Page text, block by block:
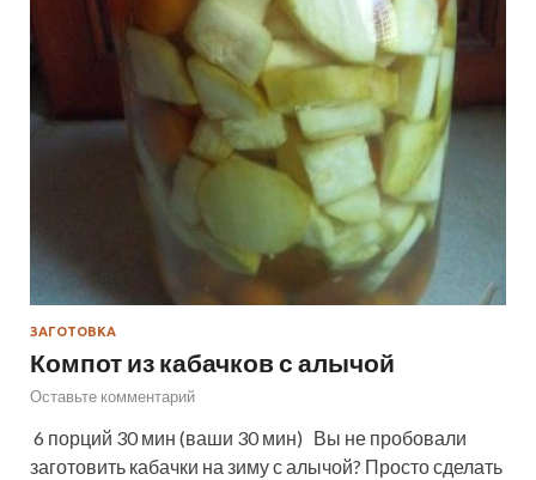
ЗАГОТОВКА
Компот из кабачков с алычой
Оставьте комментарий
6 порций 30 мин (ваши 30 мин) Вы не пробовали
заготовить кабачки на зиму с алычой? Просто сделать